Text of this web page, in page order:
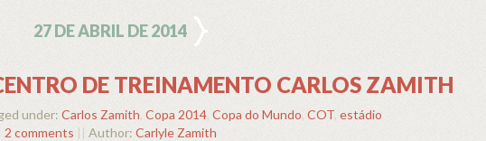
27 DE ABRIL DE 2014
DE TREINAMENTO CARLOS ZAMITH
under: Carlos Zamith, Copa 2014, Copa do Mundo, COT, estádio
2 comments || Author: Carlyle Zamith